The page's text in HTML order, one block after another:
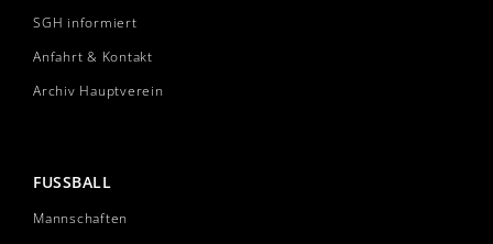
SGH informiert
Anfahrt & Kontakt
Archiv Hauptverein
FUSSBALL
Mannschaften